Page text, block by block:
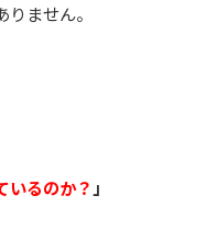
ません。
いるのか？ 」